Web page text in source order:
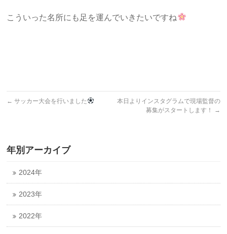
こういった名所にも足を運んでいきたいですね
← サッカー大会を行いました
本日よりインスタグラムで現場監督の
募集がスタートします！
→
年別アーカイブ
2024年
2023年
2022年